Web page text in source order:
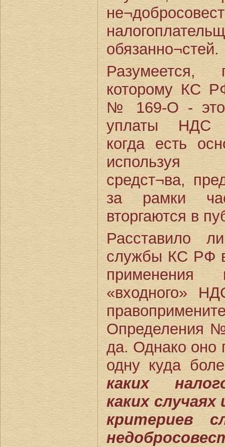
обязанно¬стей.
которому КС
№ 169-О - это
уплаты НДС
когда есть
используя
средст¬ва,
за рамки
вторгаются в
Расставило
службы КС РФ
применения
«входного»
Определения
да. Однако оно
одну куда
каких
каких случаях
критериев